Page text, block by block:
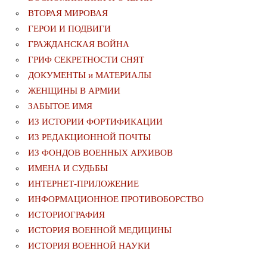
ВТОРАЯ МИРОВАЯ
ГЕРОИ И ПОДВИГИ
ГРАЖДАНСКАЯ ВОЙНА
ГРИФ СЕКРЕТНОСТИ СНЯТ
ДОКУМЕНТЫ и МАТЕРИАЛЫ
ЖЕНЩИНЫ В АРМИИ
ЗАБЫТОЕ ИМЯ
ИЗ ИСТОРИИ ФОРТИФИКАЦИИ
ИЗ РЕДАКЦИОННОЙ ПОЧТЫ
ИЗ ФОНДОВ ВОЕННЫХ АРХИВОВ
ИМЕНА И СУДЬБЫ
ИНТЕРНЕТ-ПРИЛОЖЕНИЕ
ИНФОРМАЦИОННОЕ ПРОТИВОБОРСТВО
ИСТОРИОГРАФИЯ
ИСТОРИЯ ВОЕННОЙ МЕДИЦИНЫ
ИСТОРИЯ ВОЕННОЙ НАУКИ